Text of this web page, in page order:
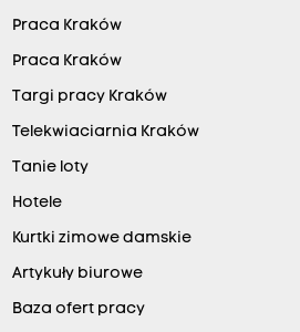
Praca Kraków
Praca Kraków
Targi pracy Kraków
Telekwiaciarnia Kraków
Tanie loty
Hotele
Kurtki zimowe damskie
Artykuły biurowe
Baza ofert pracy